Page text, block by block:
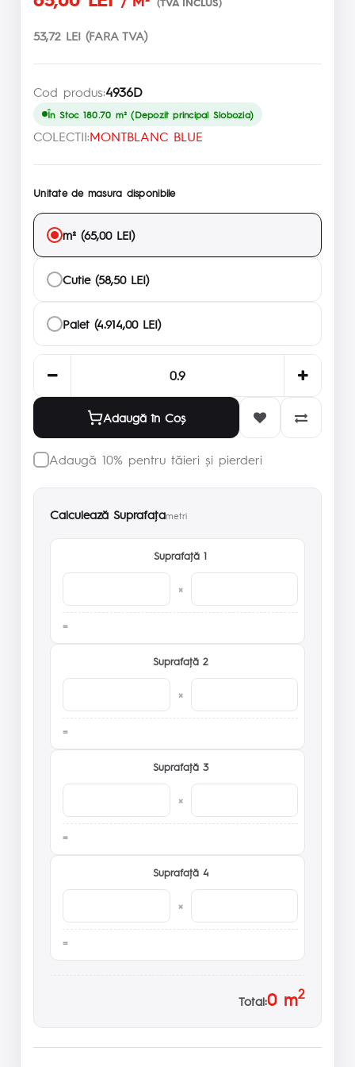
53,72 LEI (FARA TVA)
Cod produs:4936D
În Stoc 180.70 m² (Depozit principal Slobozia)
COLECTII:MONTBLANC BLUE
Unitate de masura disponibile
m² (65,00 LEI)
Cutie (58,50 LEI)
Palet (4.914,00 LEI)
Adaugă în Coş
Adaugă 10% pentru tăieri și pierderi
Calculează Suprafaţametri
Suprafaţă 1
×
Suprafaţă 2
×
Suprafaţă 3
×
Suprafaţă 4
×
Total:0m2